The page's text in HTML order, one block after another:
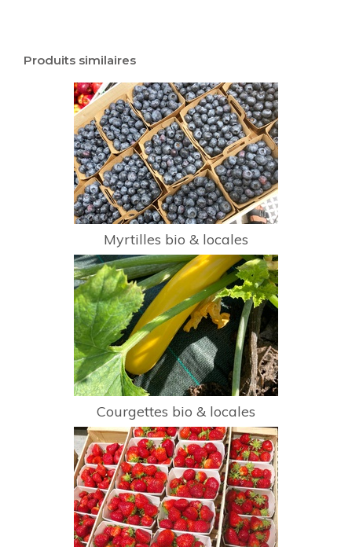
Produits similaires
Myrtilles bio & locales
Courgettes bio & locales